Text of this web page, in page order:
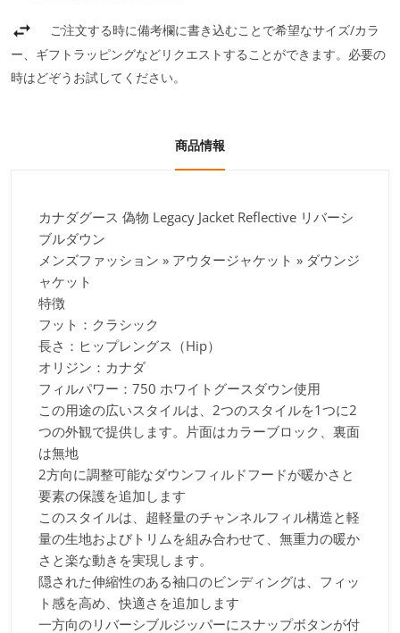
ご注文する時に備考欄に書き込むことで希望なサイズ/カラ
ー、ギフトラッピングなどリクエストすることができます。必要の
時はどぞうお試してください。
商品情報
カナダグース 偽物 Legacy Jacket Reflective リバーシ
ブルダウン
メンズファッション » アウタージャケット » ダウンジ
ャケット
特徴
フット：クラシック
長さ：ヒップレングス（Hip）
オリジン：カナダ
フィルパワー：750 ホワイトグースダウン使用
この用途の広いスタイルは、2つのスタイルを1つに2
つの外観で提供します。片面はカラーブロック、裏面
は無地
2方向に調整可能なダウンフィルドフードが暖かさと
要素の保護を追加します
このスタイルは、超軽量のチャンネルフィル構造と軽
量の生地およびトリムを組み合わせて、無重力の暖か
さと楽な動きを実現します。
隠された伸縮性のある袖口のビンディングは、フィッ
ト感を高め、快適さを追加します
一方向のリバーシブルジッパーにスナップボタンが付